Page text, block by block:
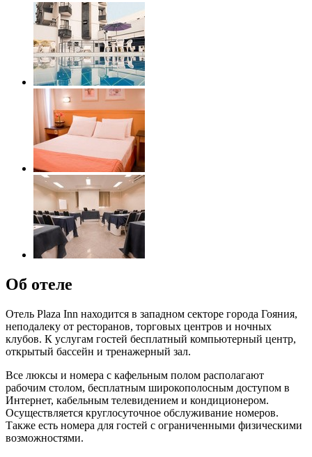
Об отеле
Отель Plaza Inn находится в западном секторе города Гояния,
неподалеку от ресторанов, торговых центров и ночных
клубов. К услугам гостей бесплатный компьютерный центр,
открытый бассейн и тренажерный зал.
Все люксы и номера с кафельным полом располагают
рабочим столом, бесплатным широкополосным доступом в
Интернет, кабельным телевидением и кондиционером.
Осуществляется круглосуточное обслуживание номеров.
Также есть номера для гостей с ограниченными физическими
возможностями.